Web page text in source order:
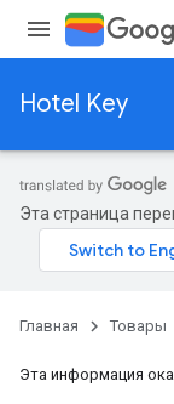
Hotel Key
Эта страница
Главная Товары
Эта информация